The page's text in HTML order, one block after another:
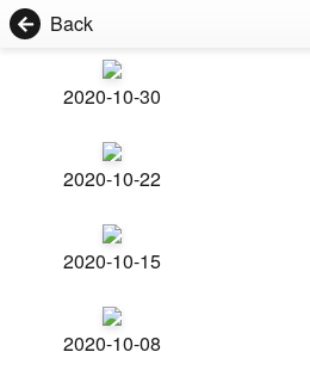
Back
2020-10-30
2020-10-22
2020-10-15
2020-10-08